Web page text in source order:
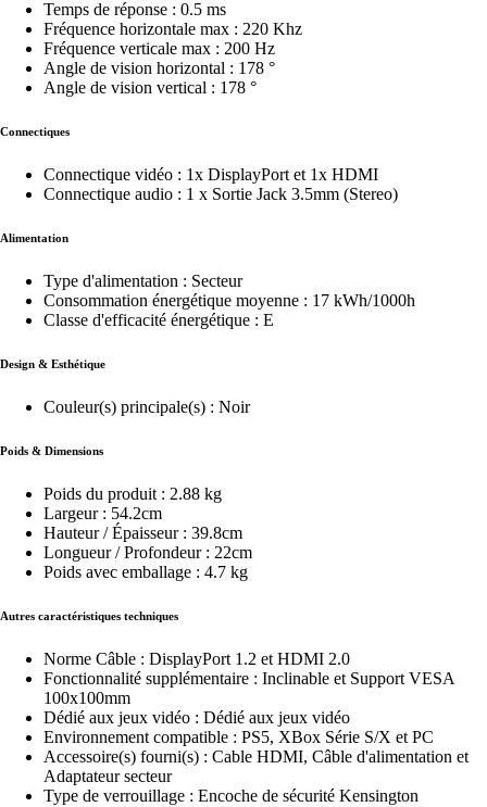
Temps de réponse : 0.5 ms
Fréquence horizontale max : 220 Khz
Fréquence verticale max : 200 Hz
Angle de vision horizontal : 178 °
Angle de vision vertical : 178 °
Connectiques
Connectique vidéo : 1x DisplayPort et 1x HDMI
Connectique audio : 1 x Sortie Jack 3.5mm (Stereo)
Alimentation
Type d'alimentation : Secteur
Consommation énergétique moyenne : 17 kWh/1000h
Classe d'efficacité énergétique : E
Design & Esthétique
Couleur(s) principale(s) : Noir
Poids & Dimensions
Poids du produit : 2.88 kg
Largeur : 54.2cm
Hauteur / Épaisseur : 39.8cm
Longueur / Profondeur : 22cm
Poids avec emballage : 4.7 kg
Autres caractéristiques techniques
Norme Câble : DisplayPort 1.2 et HDMI 2.0
Fonctionnalité supplémentaire : Inclinable et Support VESA
100x100mm
Dédié aux jeux vidéo : Dédié aux jeux vidéo
Environnement compatible : PS5, XBox Série S/X et PC
Accessoire(s) fourni(s) : Cable HDMI, Câble d'alimentation et
Adaptateur secteur
Type de verrouillage : Encoche de sécurité Kensington